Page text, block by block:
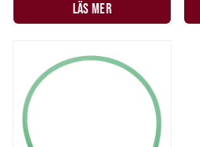
LÄS MER